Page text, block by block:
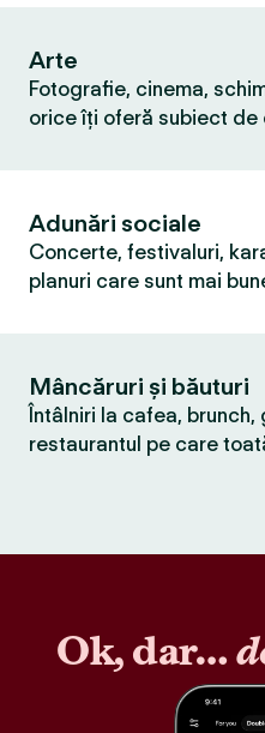
Arte
Fotografie, cinema,
orice îți oferă subiect de
Adunări sociale
Concerte, festivaluri,
planuri care sunt mai
Mâncăruri și băuturi
Întâlniri la cafea,
restaurantul pe care
Ok, dar…